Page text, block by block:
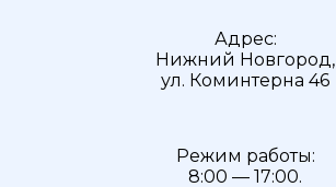
Адрес:
Нижний Новгород,
ул. Коминтерна 46
Режим работы:
8:00 — 17:00.